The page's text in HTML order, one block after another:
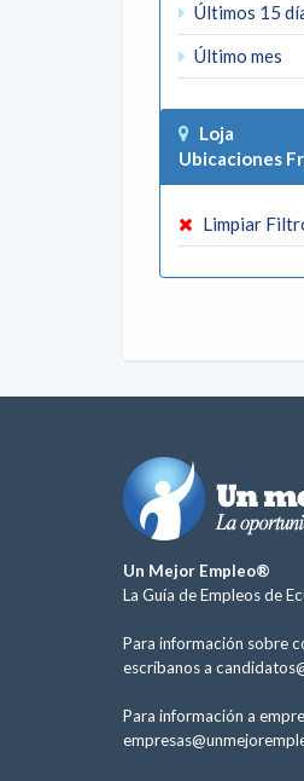
Últimos 15
Último mes
Loja
Ubicaciones
Limpiar
Un Mejor Empleo®
La Guía de Empleos de
Para información sobre
escríbanos a
Para información a